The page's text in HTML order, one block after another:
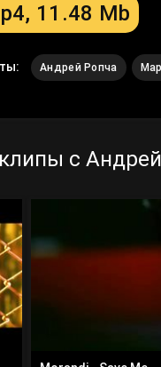
11.48 Mb
Андрей Ропча
с